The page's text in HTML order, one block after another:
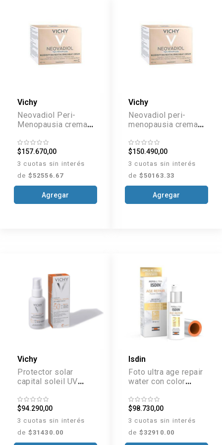
Vichy
Neovadiol Peri-
Menopausia crema
$157.670,00
3 cuotas sin interés
de $52556.67
Agregar
Vichy
Neovadiol peri-
menopausia crema
mixta x 50 ml
$150.490,00
3 cuotas sin interés
de $50163.33
Agregar
Vichy
Protector solar
capital soleil UV
$94.290,00
3 cuotas sin interés
de $31430.00
Isdin
Foto ultra age repair
water con color
$98.730,00
3 cuotas sin interés
de $32910.00